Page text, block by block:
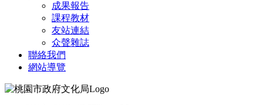
成果報告
課程教材
友站連結
众聲雜誌
聯絡我們
網站導覽